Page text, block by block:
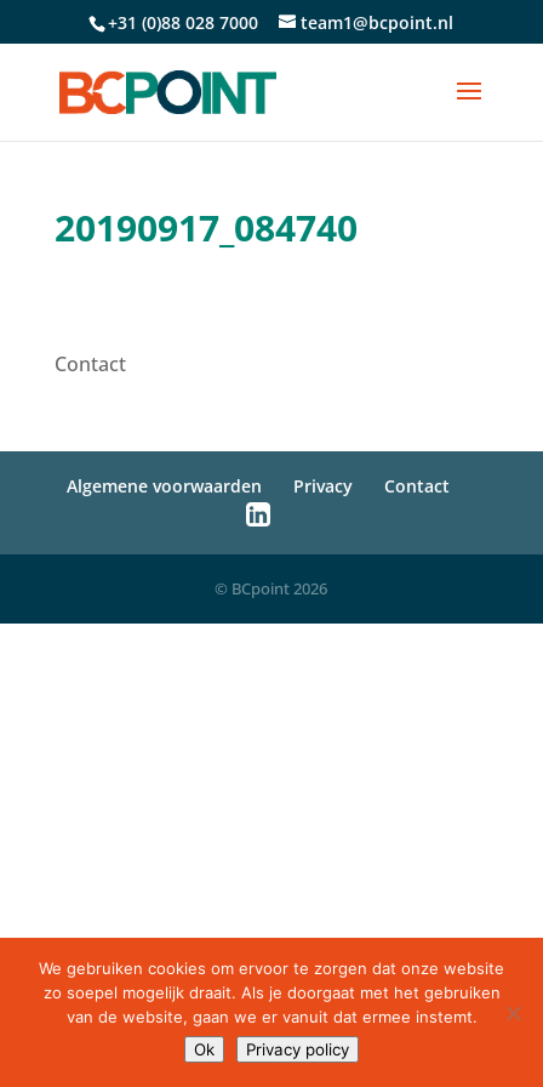
+31 (0)88 028 7000 team1@bcpoint.nl
20190917_084740
Contact
Algemene voorwaarden Privacy Contact
© BCpoint 2026
We gebruiken cookies om ervoor te zorgen dat onze website
zo soepel mogelijk draait. Als je doorgaat met het gebruiken
van de website, gaan we er vanuit dat ermee instemt.
Ok
Privacy policy